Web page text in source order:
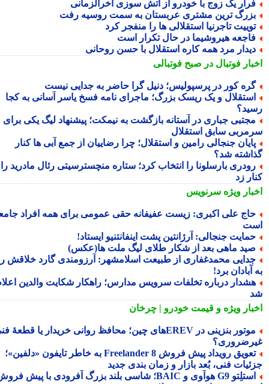
یک زوج با خودرو از آتش سوزی آخرالزمانی
ترین مشتری عربستان به سمت روسیه رفت
تاجرنیا استقلالی ها را منفجر کرد
هیروشیما در حال تکرار است
مرد همه کاره استقلال با حسن روحانی
فوتبال در صبح فوتبالی
کور در پرسپولیس؛ دنیل گرا حاضر به جدایی نیست
و یک ریسک بزرگ؛ ماجرای نامه فسخ یاسر آسانی به کجا
جباری در آستانه بازگشت به نیمکت؛ پیشنهاد لیگ یکی برای
سابق استقلال
جنجالی رامین و استقلال؛ چرا رضاییان از جمع آبی ها کنار
شد؟
بارسلونا را انتخاب کرد؛ ستاره منچسترسیتی رئال مادرید را
زد
ویژهسرنویس
علی اکبری: زیست عفیفانه حقی عمومی برای همه افراد جامعه
جنجالی: آرژانتین پشت اینفانتنیو ایستاد!
ماهی بعد از شکار طلای لیگ ملت ها(عکس)
محمدغفاری از طبیعت اسلامشهر: آرزومندی گارد خلاقش را
آبادان برد!
درباره تخلفات سرویس مدارس؛ راهکار شکایت والدین اعلام
ویژهو قیمت خودرو | چرخان
موتور بنزینی در EREVهای چین؛ محافظ روانی خریدار یا قطعهٔ فنی
تعویق رویداد پیش فروش Freelander 8 به خاطر تایفون «دلفین»؛
فنی، بُعد بازار و زمان بندی جدید
استلِتو G9 هوآوی و BAIC؛ شاسی بلند بزرگ آفرودی با پیش فروش